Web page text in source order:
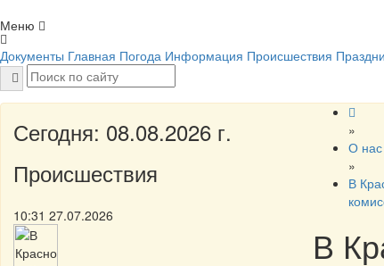
Меню
Документы Главная Погода Информация Происшествия
Сегодня: 08.08.2026 г.
Происшествия
10:31 27.07.2026
»
О нас
»
В
В